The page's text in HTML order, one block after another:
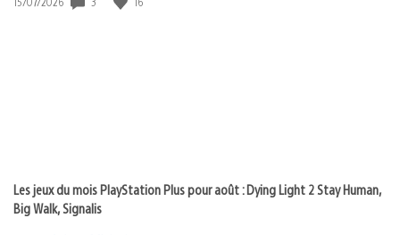
Les jeux du mois PlayStation Plus pour août : Dying Light 2 Stay Human,
Big Walk, Signalis